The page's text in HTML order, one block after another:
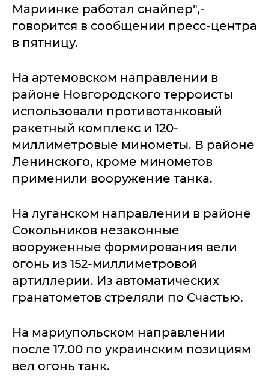
Мариинке работал снайпер",-
говорится в сообщении пресс-центра
в пятницу.
На артемовском направлении в
районе Новгородского терроисты
использовали противотанковый
ракетный комплекс и 120-
миллиметровые минометы. В районе
Ленинского, кроме минометов
применили вооружение танка.
На луганском направлении в районе
Сокольников незаконные
вооруженные формирования вели
огонь из 152-миллиметровой
артиллерии. Из автоматических
гранатометов стреляли по Счастью.
На мариупольском направлении
после 17.00 по украинским позициям
вел огонь танк.